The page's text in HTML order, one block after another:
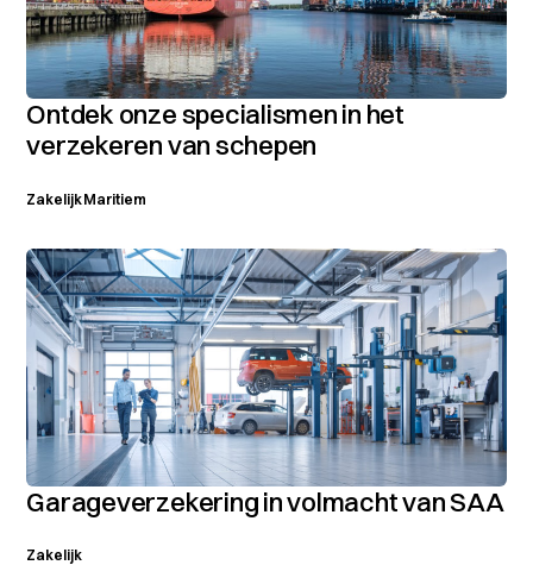
Ontdek onze specialismen in het
verzekeren van schepen
ZakelijkMaritiem
Garageverzekering in volmacht van SAA
Zakelijk